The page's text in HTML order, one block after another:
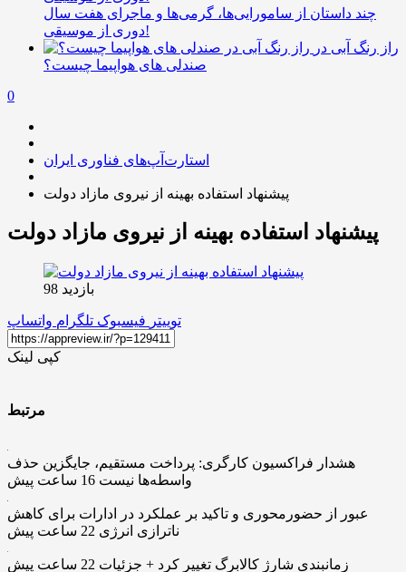
چند داستان از سامورایی‌ها، گرمی‌ها و ماجرای هفت سال
دوری از موسیقی!
راز رنگ آبی در
صندلی های هواپیما چیست؟
0
استارت‌آپ‌های فناوری ایران
پیشنهاد استفاده بهینه از نیروی مازاد دولت
پیشنهاد استفاده بهینه از نیروی مازاد دولت
بازدید 98
توییتر فیسبوک تلگرام واتساپ
کپی لینک
مرتبط
هشدار فراکسیون کارگری: پرداخت مستقیم، جایگزین حذف
واسطه‌ها نیست 16 ساعت پیش
عبور از حضورمحوری و تاکید بر عملکرد در ادارات برای کاهش
ناترازی انرژی 22 ساعت پیش
زمانبندی شارژ کالابرگ تغییر کرد + جزئیات 22 ساعت پیش